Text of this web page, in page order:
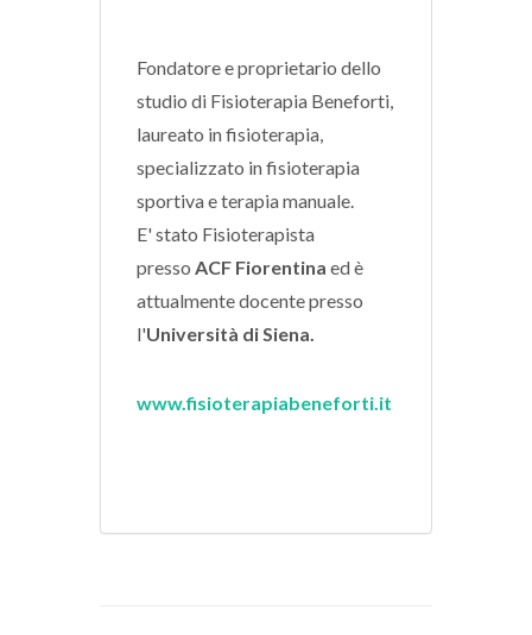
Fondatore e proprietario dello
studio di Fisioterapia Beneforti,
laureato in fisioterapia,
specializzato in fisioterapia
sportiva e terapia manuale.
E' stato Fisioterapista
presso ACF Fiorentina ed è
attualmente docente presso
l'Università di Siena.
www.fisioterapiabeneforti.it